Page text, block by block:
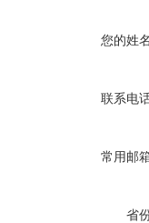
您的姓
联系电
常用邮
省